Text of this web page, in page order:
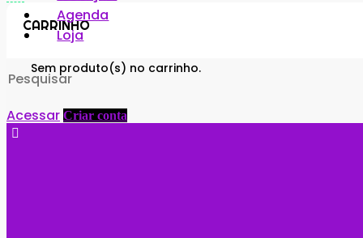
CARRINHO
Sem produto(s) no carrinho.
Acessar Criar conta
Agenda
Loja
Search
for: